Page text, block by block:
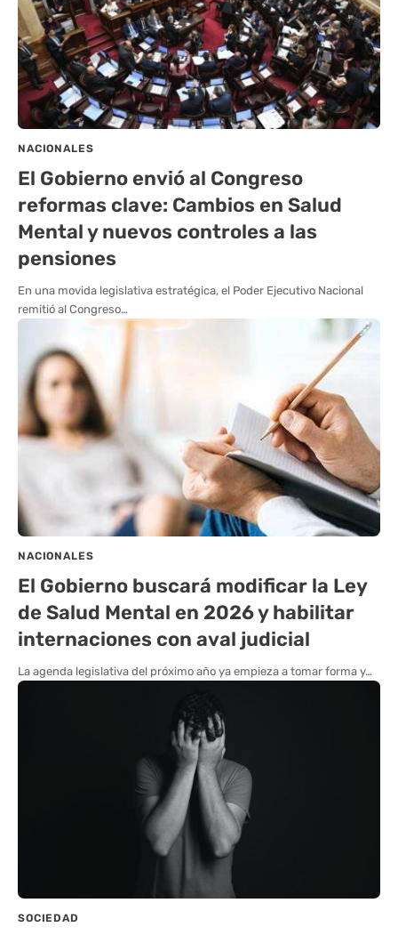
NACIONALES
El Gobierno envió al Congreso
reformas clave: Cambios en Salud
Mental y nuevos controles a las
pensiones
En una movida legislativa estratégica, el Poder Ejecutivo Nacional
remitió al Congreso…
NACIONALES
El Gobierno buscará modificar la Ley
de Salud Mental en 2026 y habilitar
internaciones con aval judicial
La agenda legislativa del próximo año ya empieza a tomar forma y…
SOCIEDAD